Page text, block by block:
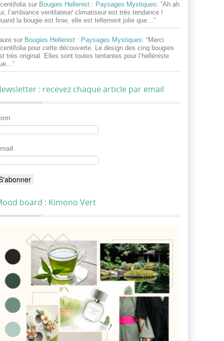
sur Bougies Hellenist : Paysages Mystiques: “Ah ah
l’ambiance ventilateur/ climatiseur est très tendance !
la bougie est finie, elle est tellement jolie que…”
sur Bougies Hellenist : Paysages Mystiques: “Merci
pour cette découverte. Le design des cinq bougies
très original. Elles sont toutes tentantes pour l’helléniste
”
: recevez chaque article par email
board : Kimono Vert